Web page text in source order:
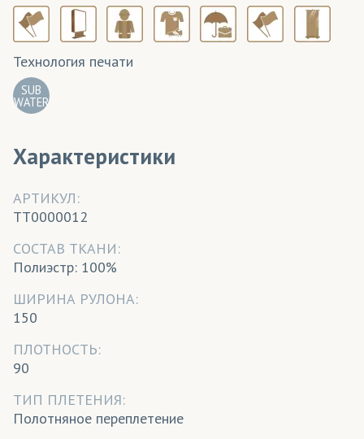
Технология печати
SUB
WATER
Характеристики
АРТИКУЛ:
TT0000012
CОСТАВ ТКАНИ:
Полиэстр: 100%
ШИРИНА РУЛОНА:
150
ПЛОТНОСТЬ:
90
ТИП ПЛЕТЕНИЯ:
Полотняное переплетение